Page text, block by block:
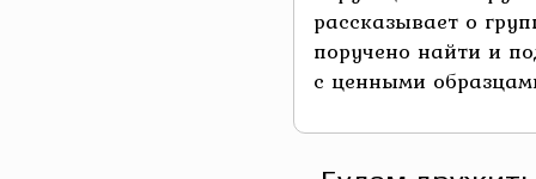
рассказывает о
поручено найти и
с ценными